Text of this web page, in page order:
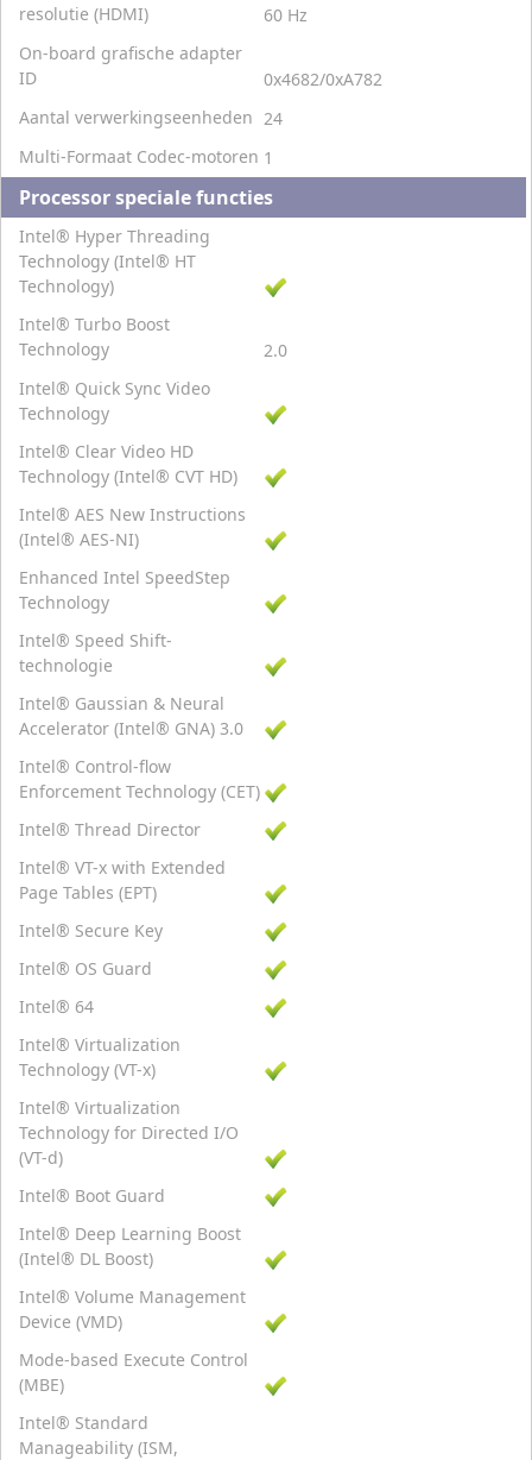
resolutie (HDMI)
60 Hz
On-board grafische adapter
ID
0x4682/0xA782
Aantal verwerkingseenheden 24
Multi-Formaat Codec-motoren 1
Processor speciale functies
Intel® Hyper Threading
Technology (Intel® HT
Technology)
Intel® Turbo Boost
Technology
2.0
Intel® Quick Sync Video
Technology
Intel® Clear Video HD
Technology (Intel® CVT HD)
Intel® AES New Instructions
(Intel® AES-NI)
Enhanced Intel SpeedStep
Technology
Intel® Speed Shift-
technologie
Intel® Gaussian & Neural
Accelerator (Intel® GNA) 3.0
Intel® Control-flow
Enforcement Technology (CET)
Intel® Thread Director
Intel® VT-x with Extended
Page Tables (EPT)
Intel® Secure Key
Intel® OS Guard
Intel® 64
Intel® Virtualization
Technology (VT-x)
Intel® Virtualization
Technology for Directed I/O
(VT-d)
Intel® Boot Guard
Intel® Deep Learning Boost
(Intel® DL Boost)
Intel® Volume Management
Device (VMD)
Mode-based Execute Control
(MBE)
Intel® Standard
Manageability (ISM,